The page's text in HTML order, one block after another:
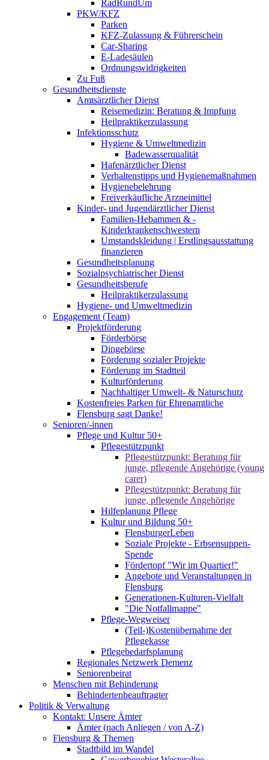
RadRundUm
PKW/KFZ
Parken
KFZ-Zulassung & Führerschein
Car-Sharing
E-Ladesäulen
Ordnungswidrigkeiten
Zu Fuß
Gesundheitsdienste
Amtsärztlicher Dienst
Reisemedizin: Beratung & Impfung
Heilpraktikerzulassung
Infektionsschutz
Hygiene & Umweltmedizin
Badewasserqualität
Hafenärztlicher Dienst
Verhaltenstipps und Hygienemaßnahmen
Hygienebelehrung
Freiverkäufliche Arzneimittel
Kinder- und Jugendärztlicher Dienst
Familien-Hebammen & -
Kinderkrankenschwestern
Umstandskleidung | Erstlingsausstattung
finanzieren
Gesundheitsplanung
Sozialpsychiatrischer Dienst
Gesundheitsberufe
Heilpraktikerzulassung
Hygiene- und Umweltmedizin
Engagement (Team)
Projektförderung
Förderbörse
Dingebörse
Förderung sozialer Projekte
Förderung im Stadtteil
Kulturförderung
Nachhaltiger Umwelt- & Naturschutz
Kostenfreies Parken für Ehrenamtliche
Flensburg sagt Danke!
Senioren/-innen
Pflege und Kultur 50+
Pflegestützpunkt
Pflegestützpunkt: Beratung für
junge, pflegende Angehörige (young
carer)
Pflegestützpunkt: Beratung für
junge, pflegende Angehörige
Hilfeplanung Pflege
Kultur und Bildung 50+
FlensburgerLeben
Soziale Projekte - Erbsensuppen-
Spende
Fördertopf "Wir im Quartier!"
Angebote und Veranstaltungen in
Flensburg
Generationen-Kulturen-Vielfalt
"Die Notfallmappe"
Pflege-Wegweiser
(Teil-)Kostenübernahme der
Pflegekasse
Pflegebedarfsplanung
Regionales Netzwerk Demenz
Seniorenbeirat
Menschen mit Behinderung
Behindertenbeauftragter
Politik & Verwaltung
Kontakt: Unsere Ämter
Ämter (nach Anliegen / von A-Z)
Flensburg & Themen
Stadtbild im Wandel